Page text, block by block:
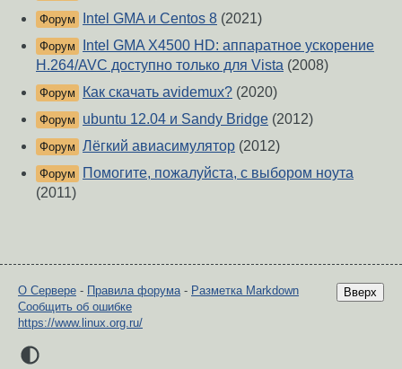
Форум Intel GMA и Centos 8 (2021)
Форум
Intel GMA X4500 HD: аппаратное ускорение
H.264/AVC доступно только для Vista (2008)
Форум Как скачать avidemux? (2020)
Форум ubuntu 12.04 и Sandy Bridge (2012)
Форум Лёгкий авиасимулятор (2012)
Форум
Помогите, пожалуйста, с выбором ноута
(2011)
Вверх
О Сервере - Правила форума - Разметка Markdown
Сообщить об ошибке
https://www.linux.org.ru/